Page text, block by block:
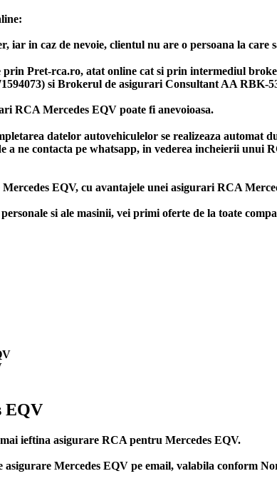
iar in caz de nevoie, clientul nu are o persoana la care
Pret-rca.ro, atat online cat si prin intermediul
si Brokerul de asigurari Consultant AA RBK-
RCA Mercedes EQV poate fi anevoioasa.
datelor autovehiculelor se realizeaza automat
a ne contacta pe whatsapp, in vederea incheierii
EQV, cu avantajele unei asigurari RCA
si ale masinii, vei primi oferte de la toate
EQV
ieftina asigurare RCA pentru Mercedes EQV.
asigurare Mercedes EQV pe email, valabila conform